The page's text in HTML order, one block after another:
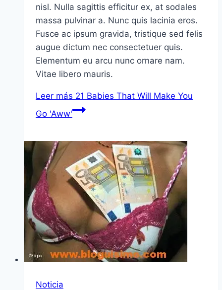
nisl. Nulla sagittis efficitur ex, at sodales
massa pulvinar a. Nunc quis lacinia eros.
Fusce ac ipsum gravida, tristique sed felis
augue dictum nec consectetuer quis.
Elementum eu arcu nunc ornare nam.
Vitae libero mauris.
Leer más 21 Babies That Will Make You
Go 'Aww'
Noticia